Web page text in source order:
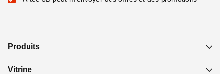
Produits
Vitrine